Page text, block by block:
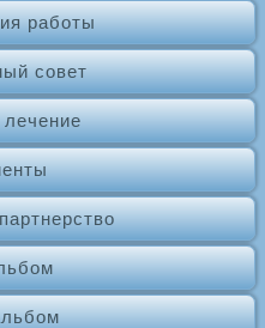
работы
совет